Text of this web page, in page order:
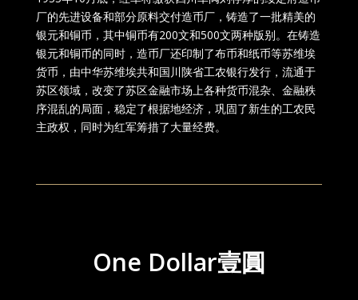
厂的先进设备和部分原料交付造币厂，铸造了一批精美的
银元和铜币，其中铜币有200文和500文两种版别。在铸造
银元和铜币的同时，造币厂还印制了布币和纸币等苏维埃
货币，由中华苏维埃共和国川陕省工农银行发行，流通于
苏区领域，改变了苏区金融市场上各种货币混杂、金融秩
序混乱的局面，稳定了根据地经济，巩固了新生的工农民
主政权，同时为红军筹措了大量经费。
One Dollar壹圓